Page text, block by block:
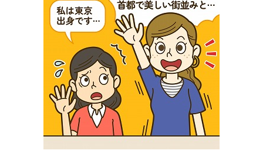
大学・短大以外の資料から請求
専門学校の資料請求 大学院の資料請求
留学・進学関連、塾・予備校
大学入学共通テスト「受験案
内」の請求
配慮案内」の請求
高等学校卒業程度認定試験